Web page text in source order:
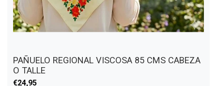
PAÑUELO REGIONAL VISCOSA 85 CMS CABEZA
O TALLE
€24,95